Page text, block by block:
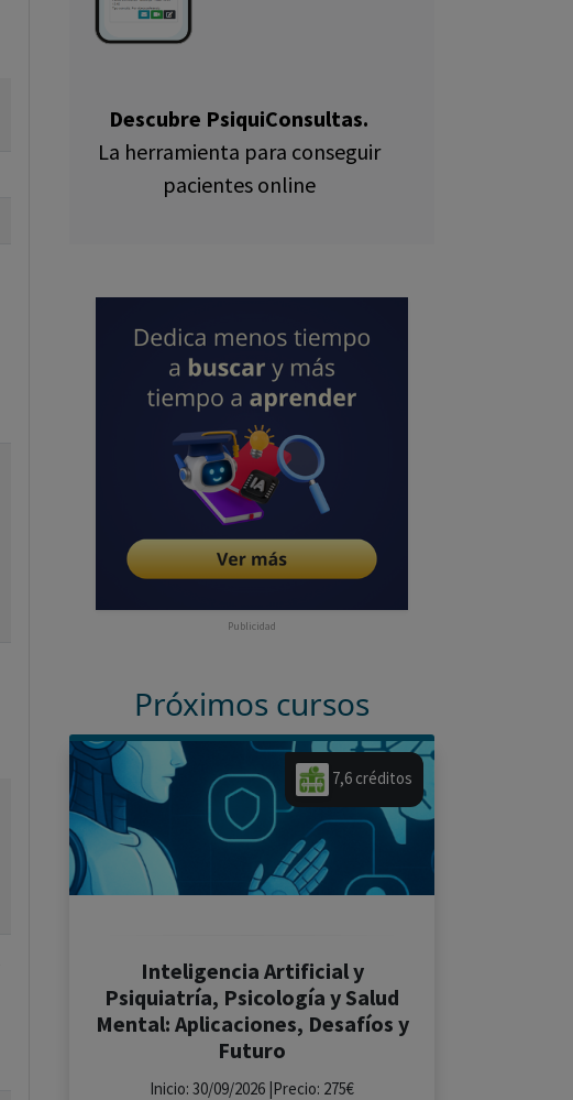
Descubre PsiquiConsultas.
La herramienta para conseguir
pacientes online
Publicidad
Próximos cursos
7,6 créditos
Inteligencia Artificial y
Psiquiatría, Psicología y Salud
Mental: Aplicaciones, Desafíos y
Futuro
Inicio: 30/09/2026 |Precio: 275€